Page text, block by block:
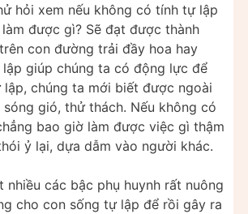
hỏi xem nếu không có tính tự lập
được gì? Sẽ đạt được thành
con đường trải đầy hoa hay
lập giúp chúng ta có động lực để
lập, chúng ta mới biết được ngoài
gió, thử thách. Nếu không có
bao giờ làm được việc gì thậm
ỷ lại, dựa dẫm vào người khác.
nhiều các bậc phụ huynh rất nuông
cho con sống tự lập để rồi gây ra